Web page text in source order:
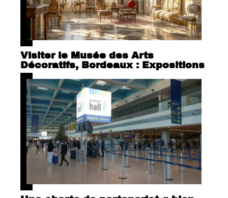
Visiter le Musée des Arts
Décoratifs, Bordeaux : Expositions